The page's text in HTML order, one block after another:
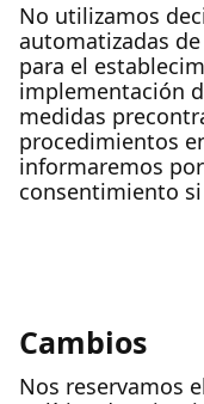
No utilizamos
automatizadas
para el
implementación
medidas
procedimientos
informaremos
consentimiento
Cambios
Nos reservamos